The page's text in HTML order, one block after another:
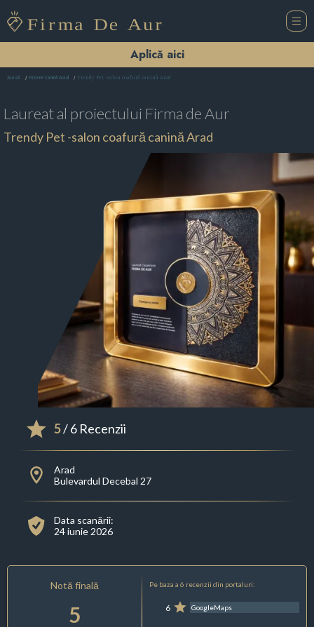
Aplică aici
Acasă Frizerie Canină Arad Trendy Pet -salon coafură canină Arad
Laureat al proiectului Firma de Aur
Trendy Pet -salon coafură canină Arad
5/ 6 Recenzii
Arad
Bulevardul Decebal 27
Data scanării:
24 iunie 2026
Notă finală
5
Pe baza a 6 recenzii din portaluri:
6 GoogleMaps